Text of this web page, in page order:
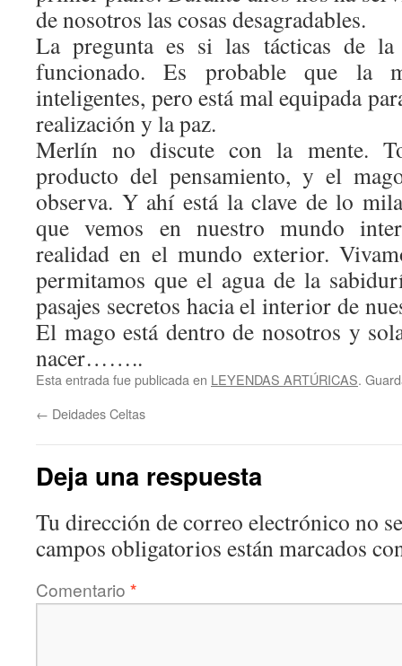
de nosotros las cosas desagradables.
La pregunta es si las tácticas de la
funcionado. Es probable que la
inteligentes, pero está mal equipada
realización y la paz.
Merlín no discute con la mente.
producto del pensamiento, y el
observa. Y ahí está la clave de lo
que vemos en nuestro mundo
realidad en el mundo exterior.
permitamos que el agua de la
pasajes secretos hacia el interior de
El mago está dentro de nosotros y
nacer……..
Esta entrada fue publicada en LEYENDAS ARTÚRICAS.
← Deidades Celtas
Deja una respuesta
Tu dirección de correo electrónico no
campos obligatorios están marcados
Comentario *